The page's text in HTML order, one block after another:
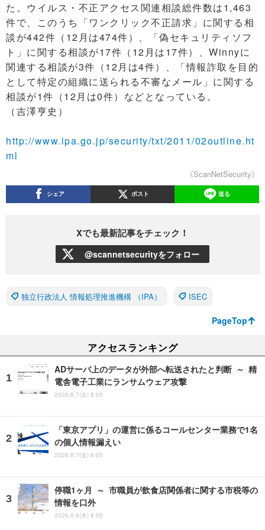
た。ウイルス・不正アクセス関連相談総件数は1,463
件で、このうち「ワンクリック不正請求」に関する相
談が442件（12月は474件）、「偽セキュリティソフ
ト」に関する相談が17件（12月は17件）、Winnyに
関連する相談が3件（12月は4件）、「情報詐取を目的
として特定の組織に送られる不審なメール」に関する
相談が1件（12月は0件）などとなっている。
（吉澤亨史）
http://www.ipa.go.jp/security/txt/2011/02outline.ht
ml
《ScanNetSecurity》
シェア ポスト 送る
Xでも最新記事をチェック！
@scannetsecurityをフォロー
独立行政法人 情報処理推進機構 （IPA） ISEC
PageTop
アクセスランキング
ADサーバ上のデータが外部へ転送されたと判断 ～ 精
電舎電子工業にランサムウェア攻撃
2026.8.7(金) 8:05
「東京アプリ」の運営に係るコールセンター業務で1名
の個人情報漏えい
2026.8.7(金) 8:05
停職1ヶ月 ～ 市職員が飲食店関係者に関する市税等の
情報を口外
2026.8.6(木) 8:05